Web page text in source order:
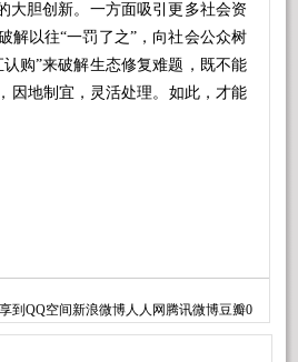
大胆创新。一方面吸引更多社会资
解以往“一罚了之”，向社会公众树
购”来破解生态修复难题，既不能
因地制宜，灵活处理。如此，才能
到 QQ空间新浪微博人人网 腾讯微博豆瓣0